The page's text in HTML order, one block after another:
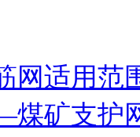
网适用范
矿支护